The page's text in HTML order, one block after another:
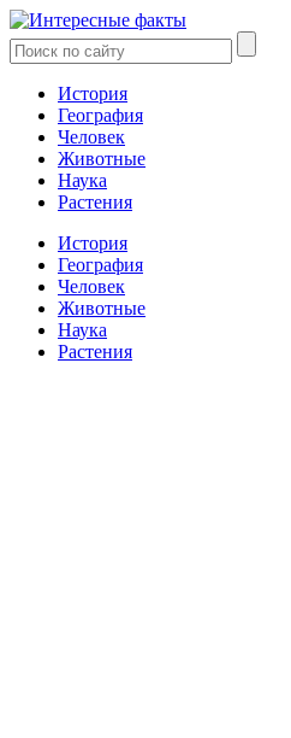
История
География
Человек
Животные
Наука
Растения
История
География
Человек
Животные
Наука
Растения